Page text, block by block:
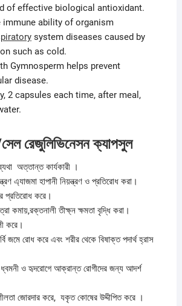
of effective biological antioxidant.
immune ability of organism
system diseases caused by
such as cold.
Gymnosperm helps prevent
disease.
2 capsules each time, after meal,
সেল রেজুলিভিনেসন ক্যাপসুল
অত্তান্ত কার্যকারী ।
এ্যাজমা হাপানী নিয়ন্ত্রণ ও প্রতিরোধ করা।
প্রতিরোধ করে।
কমায়,রক্তনালী তীক্ষ্ন ক্ষমতা বৃদ্ধি করা।
করে।
জমে রোধ করে এবং শরীর থেকে বিষাক্ত পদার্থ হ্রাস
ও হৃদরোগে আক্রান্ত রোগীদের জন্য আদর্শ
জোরদার করে, যকৃত কোষের উদ্দীপিত করে ।